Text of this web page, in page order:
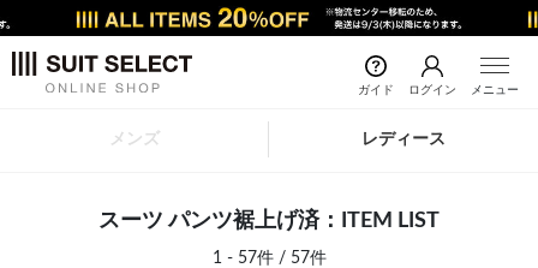
ガイド ログイン メニュー
メンズ レディース
スーツ パンツ裾上げ済：ITEM LIST
1 - 57件 / 57件